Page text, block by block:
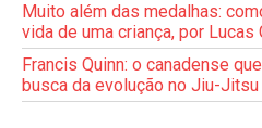
Muito além das medalhas:
vida de uma criança, por Lucas
Francis Quinn: o canadense
busca da evolução no Jiu-Jitsu